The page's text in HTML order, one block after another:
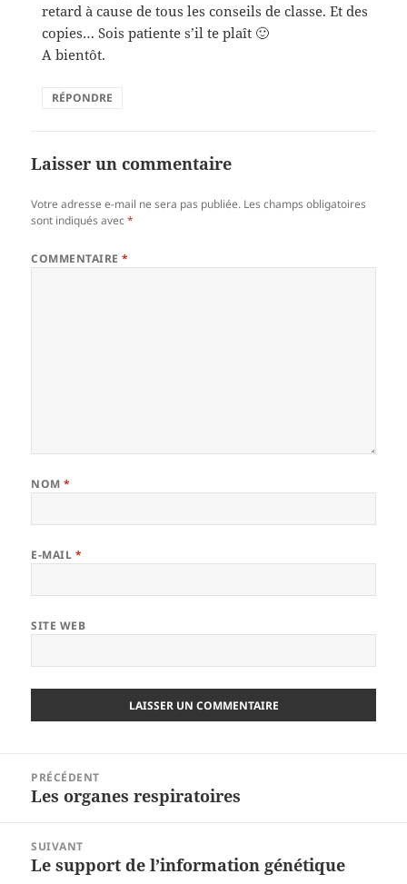
retard à cause de tous les conseils de classe. Et des
copies… Sois patiente s’il te plaît 🙂
A bientôt.
RÉPONDRE
Laisser un commentaire
Votre adresse e-mail ne sera pas publiée. Les champs obligatoires
sont indiqués avec*
COMMENTAIRE*
NOM*
E-MAIL *
SITE WEB
l’article
PRÉCÉDENT
Article
Les organes respiratoires
SUIVANT
Article
Le support de l’information génétique